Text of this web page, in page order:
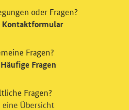
oder Fragen?
Kontaktformular
Fragen?
Häufige Fragen
Fragen?
Übersicht